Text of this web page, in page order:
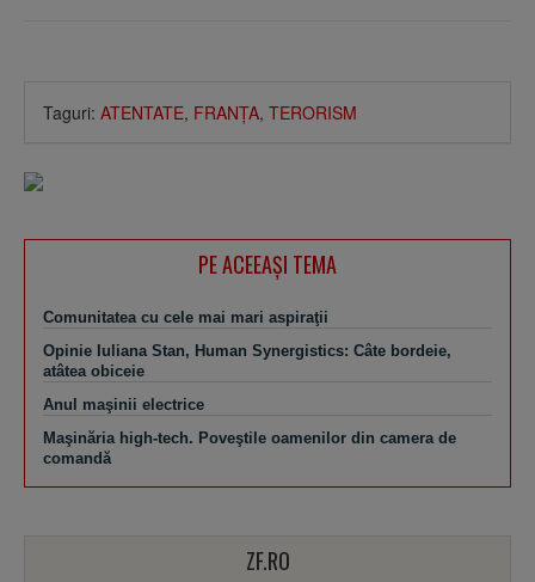
Taguri: ATENTATE, FRANŢA, TERORISM
PE ACEEAŞI TEMA
Comunitatea cu cele mai mari aspiraţii
Opinie Iuliana Stan, Human Synergistics: Câte bordeie,
atâtea obiceie
Anul maşinii electrice
Maşinăria high-tech. Poveştile oamenilor din camera de
comandă
ZF.RO